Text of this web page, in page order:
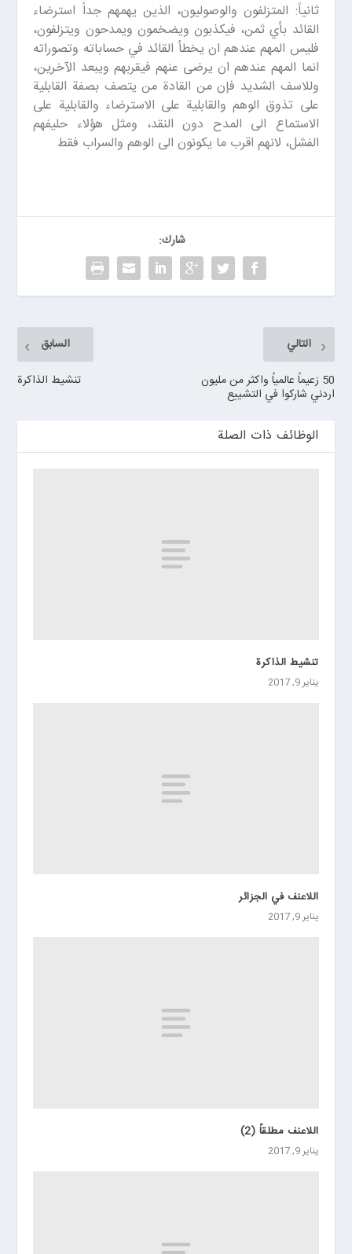
ثانياً: المتزلفون والوصوليون، الذين يهمهم جداً استرضاء
القائد بأي ثمن، فيكذبون ويضخمون ويمدحون ويتزلفون،
فليس المهم عندهم ان يخطأ القائد في حساباته وتصوراته
انما المهم عندهم ان يرضى عنهم فيقربهم ويبعد الآخرين،
وللاسف الشديد فإن من القادة من يتصف بصفة القابلية
على تذوق الوهم والقابلية على الاسترضاء والقابلية على
الاستماع الى المدح دون النقد، ومثل هؤلاء حليفهم
الفشل، لانهم اقرب ما يكونون الى الوهم والسراب فقط
شارك:
السابق
تنشيط الذاكرة
التالي
50 زعيماً عالمياً واكثر من مليون
اردني شاركوا في التشييع
الوظائف ذات الصلة
تنشيط الذاكرة
يناير 9, 2017
اللاعنف في الجزائر
يناير 9, 2017
اللاعنف مطلقاً (2)
يناير 9, 2017